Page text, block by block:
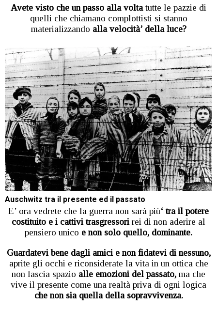
Avete visto che un passo alla volta tutte le pazzie di
quelli che chiamano complottisti si stanno
materializzando alla velocità’ della luce?
Auschwitz tra il presente ed il passato
E’ ora vedrete che la guerra non sarà più‘ tra il potere
costituito e i cattivi trasgressori rei di non aderire al
pensiero unico e non solo quello, dominante.
Guardatevi bene dagli amici e non fidatevi di nessuno,
aprite gli occhi e riconsiderate la vita in un ottica che
non lascia spazio alle emozioni del passato, ma che
vive il presente come una realtà priva di ogni logica
che non sia quella della sopravvivenza.